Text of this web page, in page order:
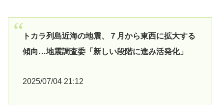
トカラ列島近海の地震、７月から東西に拡大する
傾向…地震調査委「新しい段階に進み活発化」
2025/07/04 21:12